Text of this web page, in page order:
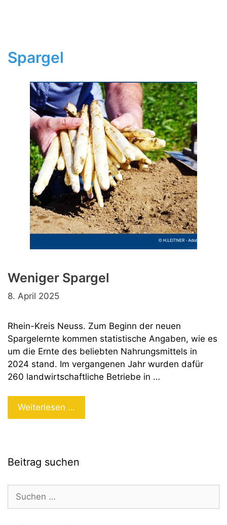
Spargel
Weniger Spargel
8. April 2025
Rhein-Kreis Neuss. Zum Beginn der neuen
Spargelernte kommen statistische Angaben, wie es
um die Ernte des beliebten Nahrungsmittels in
2024 stand. Im vergangenen Jahr wurden dafür
260 landwirtschaftliche Betriebe in …
Weiterlesen …
Spargel
Beitrag suchen
Suchen
nach: